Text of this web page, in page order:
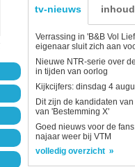
tv-nieuws inhoud
Verrassing in 'B&B Vol
eigenaar sluit zich aan
Nieuwe NTR-serie over
in tijden van oorlog
Kijkcijfers: dinsdag 4
Dit zijn de kandidaten
van 'Bestemming X'
Goed nieuws voor de
najaar weer bij VTM
volledig overzicht